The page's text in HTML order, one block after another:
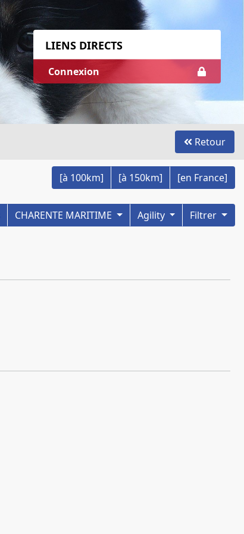
LIENS DIRECTS
Connexion
Retour
[à 100km] [à 150km] [en France]
CHARENTE MARITIME Agility Filtrer